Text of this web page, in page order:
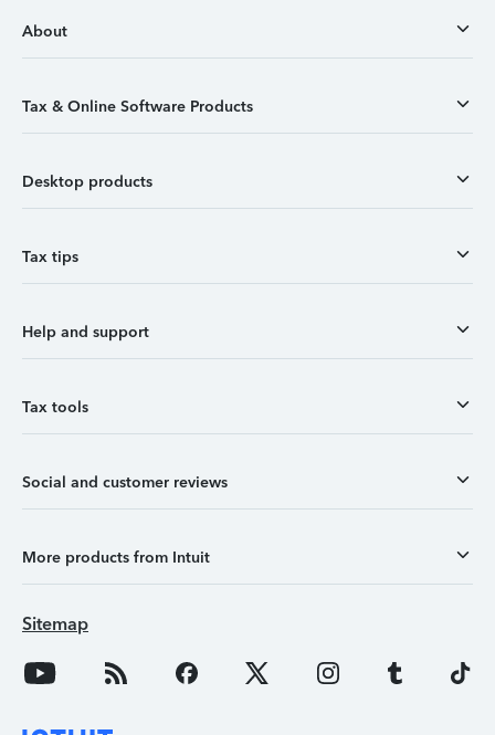
About
Tax & Online Software Products
Desktop products
Tax tips
Help and support
Tax tools
Social and customer reviews
More products from Intuit
Sitemap